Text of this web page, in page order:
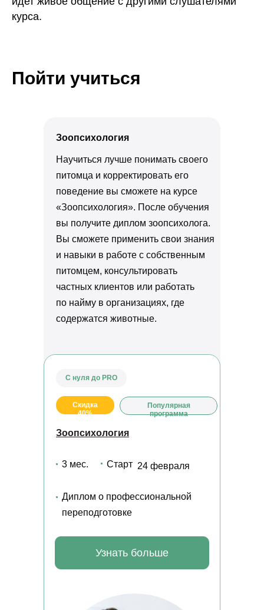
курса.
Пойти учиться
Зоопсихология
Зоопсихология
С нуля до PRO
Узнать больше
Популярная
программа
Скидка
40%
Диплом о профессиональной
переподготовке
Научиться лучше понимать своего
питомца и корректировать его
поведение вы сможете на курсе
«Зоопсихология». После обучения
вы получите диплом зоопсихолога.
Вы сможете применить свои знания
и навыки в работе с собственным
питомцем, консультировать
частных клиентов или работать
по найму в организациях, где
содержатся животные.
3 мес. 24 февраля
Старт
КОНТАКТЫ
8 (800) 775-79-32 , 8 (495) 677-96-17
Получите профессию в сфере сельского хозяйства